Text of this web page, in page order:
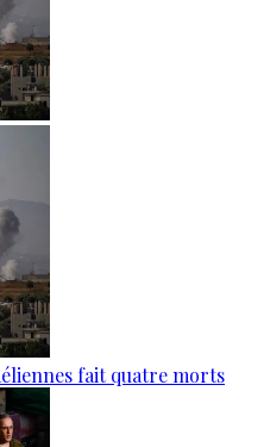
fait quatre morts